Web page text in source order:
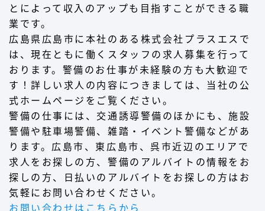
とによって収入のアップも目指すことができる職
業です。
広島県広島市に本社のある株式会社プラスエスで
は、現在ともに働くスタッフの求人募集を行って
おります。警備のお仕事が未経験の方も大歓迎で
す！詳しい求人の内容につきましては、当社の公
式ホームページをご覧ください。
警備の仕事には、交通誘導警備のほかにも、施設
警備や駐車場警備、雑踏・イベント警備などがあ
ります。広島市、東広島市、呉市近辺のエリアで
求人をお探しの方、警備のアルバイトの情報をお
探しの方、日払いのアルバイトをお探しの方はお
気軽にお問い合わせください。
お問い合わせはこちらから